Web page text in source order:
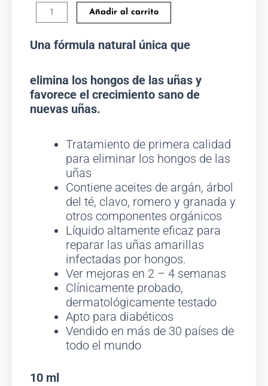
FungusLess
Paquete
cantidad
Añadir al carrito
Una fórmula natural única que
elimina los hongos de las uñas y
favorece el crecimiento sano de
nuevas uñas.
Tratamiento de primera calidad
para eliminar los hongos de las
uñas
Contiene aceites de argán, árbol
del té, clavo, romero y granada y
otros componentes orgánicos
Líquido altamente eficaz para
reparar las uñas amarillas
infectadas por hongos.
Ver mejoras en 2 – 4 semanas
Clínicamente probado,
dermatológicamente testado
Apto para diabéticos
Vendido en más de 30 países de
todo el mundo
10 ml